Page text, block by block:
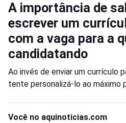
A importância de
escrever um
com a vaga para a
candidatando
Ao invés de enviar um currículo
tente personalizá-lo ao máximo
Você no aquinoticias.com